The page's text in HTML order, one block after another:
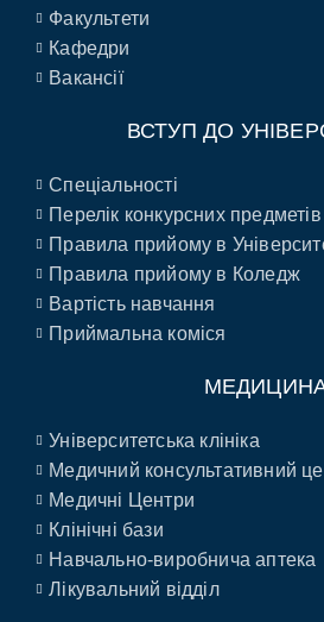
Факультети
Кафедри
Вакансії
ВСТУП ДО
Спеціальності
Перелік конкурсних предметів
Правила прийому в
Правила прийому в Коледж
Вартість навчання
Приймальна коміся
Університетська клініка
Медичний консультативний
Медичні Центри
Клінічні бази
Навчально-виробнича аптека
Лікувальний відділ